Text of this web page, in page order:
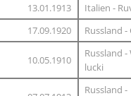
13.01.1913
Italien -
17.09.1920
Russland
10.05.1910
Russland -
lucki
Russland -